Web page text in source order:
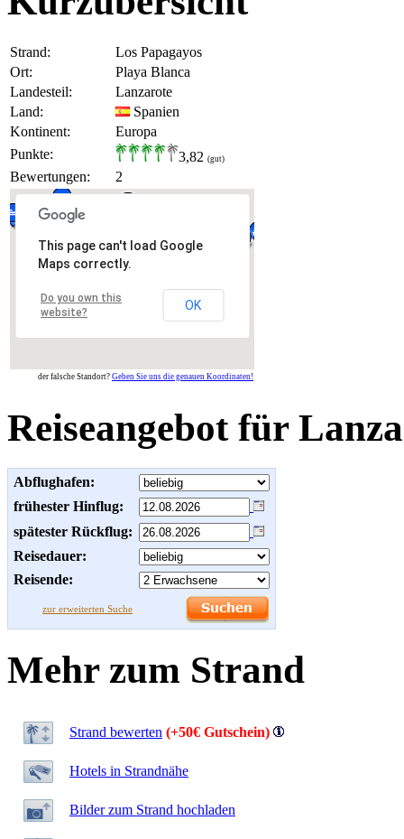
Strand:
Los Papagayos
Ort:
Playa Blanca
Landesteil:
Lanzarote
Land:
Spanien
Kontinent:
Europa
Punkte:
3,82 (gut)
Bewertungen: 2
This page can't load Google
Maps correctly.
Do you own this
website?
OK
der falsche Standort? Geben Sie uns die genauen Koordinaten!
Reiseangebot für
Abflughafen:
frühester Hinflug:
spätester Rückflug:
Reisedauer:
Reisende:
zur erweiterten Suche
Mehr zum Strand
Strand bewerten (+50€ Gutschein)
Hotels in Strandnähe
Bilder zum Strand hochladen